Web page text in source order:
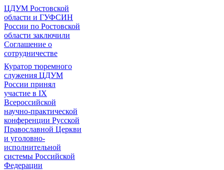
ЦДУМ Ростовской
области и ГУФСИН
России по Ростовской
области заключили
Соглашение о
сотрудничестве
Куратор тюремного
служения ЦДУМ
России принял
участие в IX
Всероссийской
научно-практической
конференции Русской
Православной Церкви
и уголовно-
исполнительной
системы Российской
Федерации